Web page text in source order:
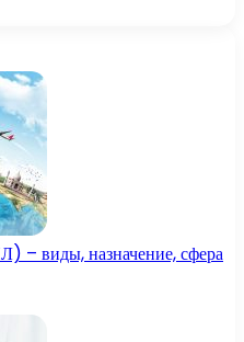
– виды, назначение, сфера